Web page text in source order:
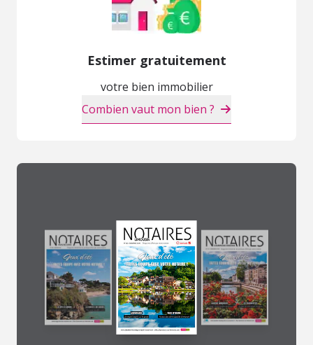
Estimer gratuitement
votre bien immobilier
Combien vaut mon bien ?